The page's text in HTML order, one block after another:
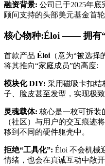
融资背景: 公司已于2025年底
顾问支持的头部美元基金首轮
核心物种:Éloi —— 拥有
首款产品 Éloi（意为“被选择
将其推向“家庭成员”的高度:
模块化 DIY: 采用磁吸卡扣结
子、脸皮甚至发型，实现极致
灵魂载体: 核心是一枚可拆装
（社区）与用户的交互痕迹
移到不同的硬件躯壳中。
拒绝“工具化”: Éloi 不会机械
情绪，也会在真诚互动中敞